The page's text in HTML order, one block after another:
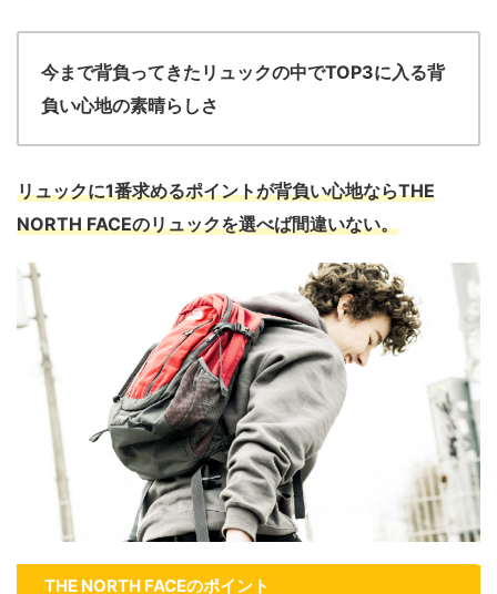
今まで背負ってきたリュックの中でTOP3に入る背
負い心地の素晴らしさ
リュックに1番求めるポイントが背負い心地ならTHE
NORTH FACEのリュックを選べば間違いない。
THE NORTH FACEのポイント